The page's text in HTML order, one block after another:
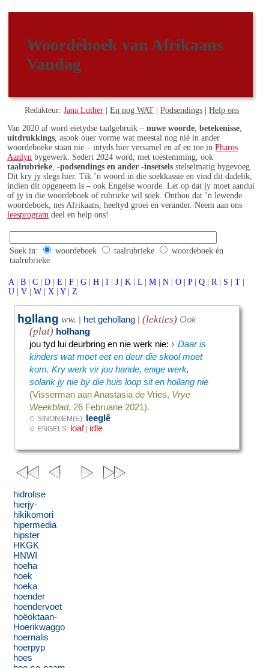
Woordeboek van Afrikaans
Vandag
Redakteur:Jana Luther |En nog WAT |Podsendings |Help ons
Van 2020 af word eietydse taalgebruik –nuwe woorde ,betekenisse
uitdrukkings , asook ouer vorme wat meestal nog nié in ander
woordeboeke staan nie – intyds hier versamel en af en toe inPharos
Aanlyn bygewerk. Sedert 2024 word, met toestemming, ook
taalrubrieke ,-podsendings en ander -insetsels stelselmatig bygevoeg.
Dit kry jy slegs hier. Tik ’n woord in die soekkassie en vind dit dadelik,
indien dit opgeneem is – ook Engelse woorde. Let op dat jy moet aandui
of jy in die woordeboek of rubrieke wil soek. Onthou dat ’n lewende
woordeboek, nes Afrikaans, heeltyd groei en verander. Neem aan ons
leesprogram deel en help ons!
Soek in: woordeboek taalrubrieke
woordeboek én
taalrubrieke
A | B | C | D | E | F | G | H | I | J | K | L | M | N | O | P | Q | R | S | T |
U | V | W | X | Y | Z
hollang ww. | het gehollang | (lekties) Ook
(plat) holhang
jou tyd lui deurbring en nie werk nie:› Daar is
kinders wat moet eet en deur die skool moet
kom. Kry werk vir jou hande, enige werk,
solank jy nie by die huis loop sit en hollang nie
(Visserman aan Anastasia de Vries, Vrye
Weekblad, 26 Februarie 2021).
◌SINONIEM(E): leeglê
◌ ENGELS: loaf| idle
hidrolise
hierjy-
hikikomori
hipermedia
hipster
HKGK
HNWI
hoeha
hoek
hoeka
hoender
hoendervoet
hoëoktaan-
Hoerikwaggo
hoernalis
hoerpyp
hoes